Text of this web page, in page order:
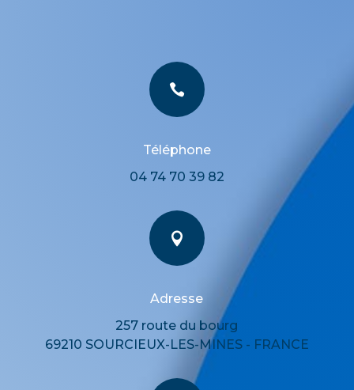

Téléphone
04 74 70 39 82

Adresse
257 route du bourg
69210 SOURCIEUX-LES-MINES - FRANCE